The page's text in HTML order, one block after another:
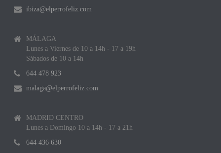
ibiza@elperrofeliz.com
MÁLAGA
Lunes a Viernes de 10 a 14h - 17 a 19h
Sábados de 10 a 14h
644 478 923
malaga@elperrofeliz.com
MADRID CENTRO
Lunes a Domingo 10 a 14h - 17 a 21h
644 436 630